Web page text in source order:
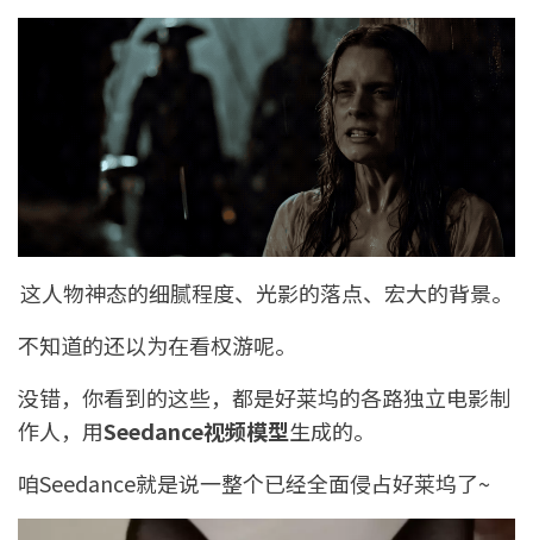
这人物神态的细腻程度、光影的落点、宏大的背景。
不知道的还以为在看权游呢。
没错，你看到的这些，都是好莱坞的各路独立电影制
作人，用Seedance视频模型生成的。
咱Seedance就是说一整个已经全面侵占好莱坞了~